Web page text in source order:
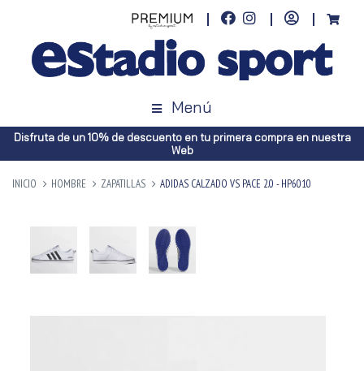
Menú
Disfruta de un 10% de descuento en tu primera compra en nuestra
Web
INICIO HOMBRE ZAPATILLAS ADIDAS CALZADO VS PACE 2.0 - HP6010